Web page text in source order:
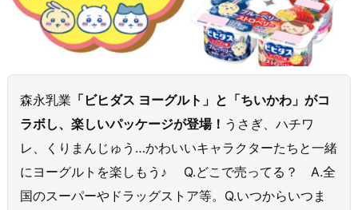
森永乳業 「ビヒダス ヨーグルト」と「ちいかわ」がコ
ラボし、楽しいパッケージが登場！ うさぎ、ハチワ
レ、くりまんじゅう…かわいいキャラクターたちと一緒
にヨーグルトを楽しもう♪ Q.どこで売ってる？ A.全
国のスーパーやドラッグストア等。Q.いつからいつま